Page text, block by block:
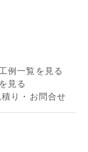
例一覧を見る
見る
り・お問合せ